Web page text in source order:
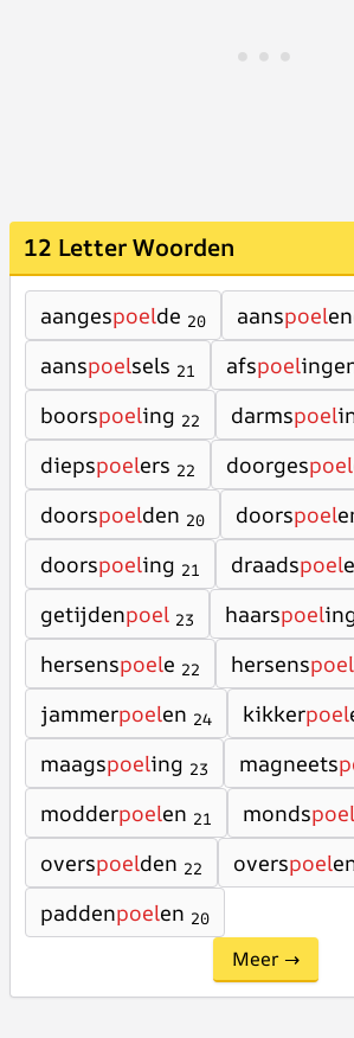
12 Letter Woorden
aangespoelde 20 aanspoel
aanspoelsels 21 afspoel
boorspoeling 22 darmspoel
diepspoelers 22 doorgespoel
doorspoelden 20 doorspoel
doorspoeling 21 draadspoel
getijdenpoel 23 haarspoel
hersenspoele 22 hersenspoel
jammerpoelen 24 kikkerpoel
maagspoeling 23 magneets
modderpoelen 21 mondspoel
overspoelden 22 overspoel
paddenpoelen 20
Meer →